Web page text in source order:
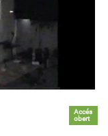
Accés
obert